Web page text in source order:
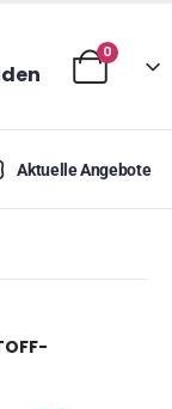
0
Aktuelle Angebote